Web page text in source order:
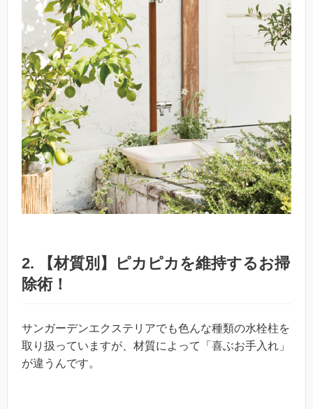
2. 【材質別】ピカピカを維持するお掃
除術！
サンガーデンエクステリアでも色んな種類の水栓柱を
取り扱っていますが、材質によって「喜ぶお手入れ」
が違うんです。